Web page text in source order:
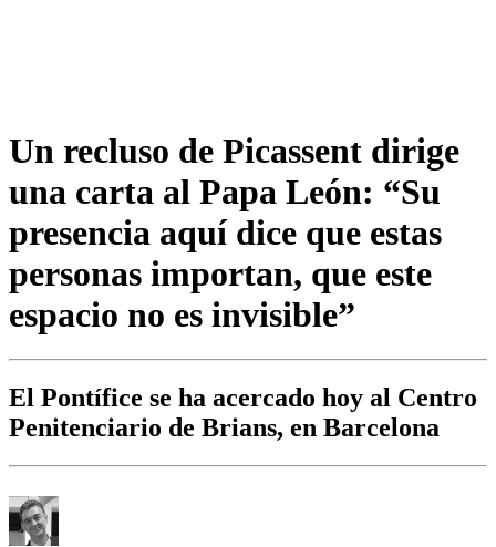
Un recluso de Picassent dirige
una carta al Papa León: “Su
presencia aquí dice que estas
personas importan, que este
espacio no es invisible”
El Pontífice se ha acercado hoy al Centro
Penitenciario de Brians, en Barcelona